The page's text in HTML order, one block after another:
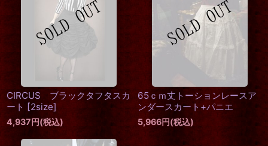
CIRCUS ブラックタフタスカ
ート [2size]
4,937円(税込)
65ｃｍ丈トーションレースア
ンダースカート+パニエ
5,966円(税込)